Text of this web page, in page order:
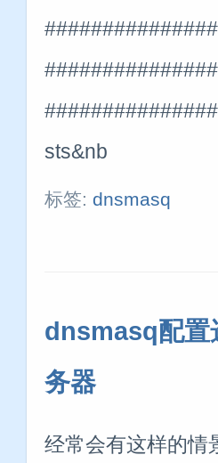
sts&nb
标签: dnsmasq
dnsmasq配置
务器
经常会有这样的情